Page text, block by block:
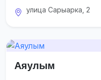
улица Сарыарка, 2
Аяулым